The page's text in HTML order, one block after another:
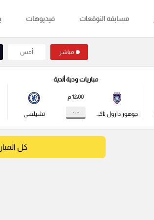
مسابقه التوقعات فيديوهات
مباشر أمس
مباريات ودية أندية
جوهور دارول تاكزيم
12:00 م
- : - تشيلسي
كل